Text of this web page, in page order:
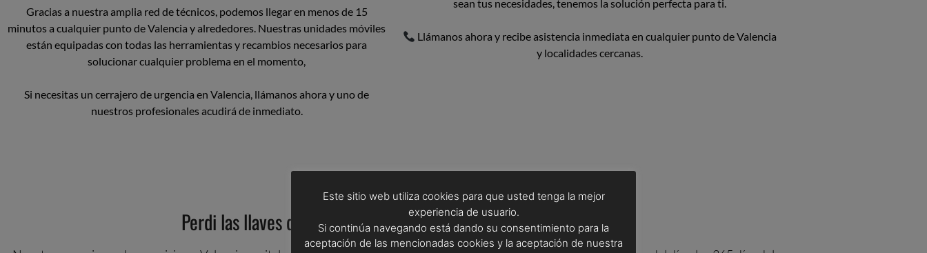
Gracias a nuestra amplia red de técnicos, podemos llegar en menos de 15
minutos a cualquier punto de Valencia y alrededores. Nuestras unidades móviles
están equipadas con todas las herramientas y recambios necesarios para
solucionar cualquier problema en el momento,
Si necesitas un cerrajero de urgencia en Valencia, llámanos ahora y uno de
nuestros profesionales acudirá de inmediato.
sean tus necesidades, tenemos la solución perfecta para ti.
Llámanos ahora y recibe asistencia inmediata en cualquier punto de Valencia
y localidades cercanas.
Perdi las llaves de mi casa y necesito un cerrajero de urgencia
Este sitio web utiliza cookies para que usted tenga la mejor
experiencia de usuario.
Si continúa navegando está dando su consentimiento para la
aceptación de las mencionadas cookies y la aceptación de nuestra